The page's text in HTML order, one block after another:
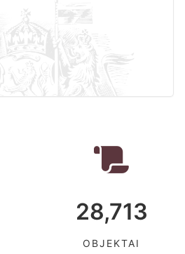
28,713
OBJEKTAI